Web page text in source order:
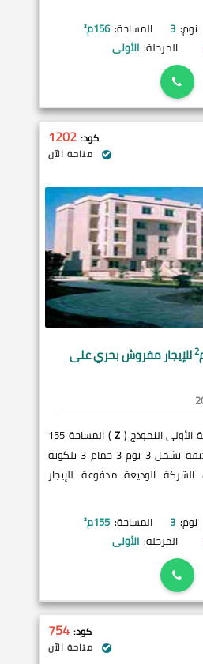
نوم: 3 المساحة: 156م²
المرحلة: الأولى
كود: 1202
متاحة الآن
2للإيجار مفروش بحري على
الأولى النموذج (Z
) المساحة 155
بحري تطل على حديقة تشمل 3 نوم 3 حمام 3 بلكونة
الوديعة مدفوعة للإيجار
نوم: 3 المساحة: 155م²
المرحلة: الأولى
كود: 754
متاحة الآن